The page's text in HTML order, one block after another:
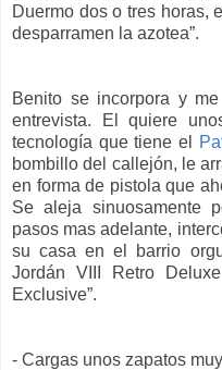
Duermo dos o tres horas,
desparramen la azotea”.
Benito se incorpora y
entrevista. El quiere
tecnología que tiene el
bombillo del callejón, le
en forma de pistola que
Se aleja sinuosamente
pasos mas adelante,
su casa en el barrio
Jordán VIII Retro
Exclusive”.
- Cargas unos zapatos